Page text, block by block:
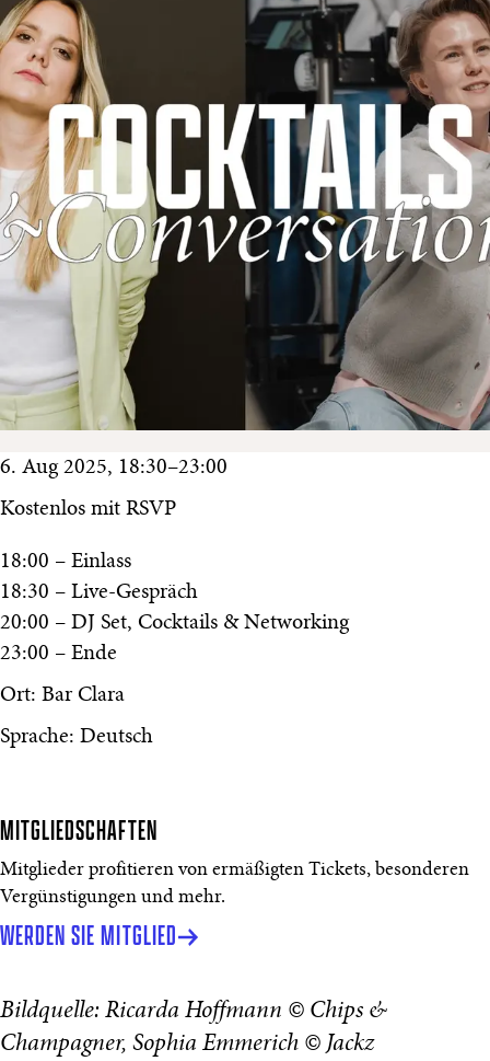
6. Aug 2025, 18:30–23:00
Kostenlos mit RSVP
18:00 – Einlass
18:30 – Live-Gespräch
20:00 – DJ Set, Cocktails & Networking
23:00 – Ende
Ort: Bar Clara
Sprache: Deutsch
MITGLIEDSCHAFTEN
Mitglieder profitieren von ermäßigten Tickets, besonderen
Vergünstigungen und mehr.
WERDEN SIE MITGLIED
Bildquelle: Ricarda Hoffmann © Chips &
Champagner, Sophia Emmerich © Jackz